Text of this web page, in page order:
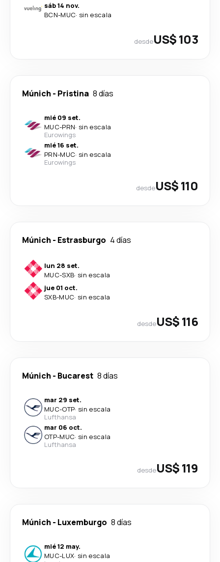
sáb 14 nov.
BCN-MUC· sin escala
desdeUS$ 103
Múnich - Pristina 8 días
mié 09 set.
MUC-PRN· sin escala
Eurowings
mié 16 set.
PRN-MUC· sin escala
Eurowings
desdeUS$ 110
Múnich - Estrasburgo 4 días
lun 28 set.
MUC-SXB· sin escala
jue 01 oct.
SXB-MUC· sin escala
desdeUS$ 116
Múnich - Bucarest 8 días
mar 29 set.
MUC-OTP· sin escala
Lufthansa
mar 06 oct.
OTP-MUC· sin escala
Lufthansa
desdeUS$ 119
Múnich - Luxemburgo 8 días
mié 12 may.
MUC-LUX· sin escala